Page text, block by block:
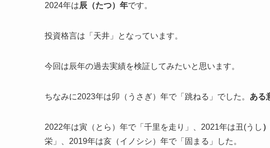
2024年は辰（たつ）年です。
投資格言は「天井」となっています。
今回は辰年の過去実績を検証してみたいと思います。
ちなみに2023年は卯（うさぎ）年で「跳ねる」でした。 ある
2022年は寅（とら）年で「千里を走り」、2021年は丑(うし ）
栄」、2019年は亥（イノシシ）年で「固まる」した。